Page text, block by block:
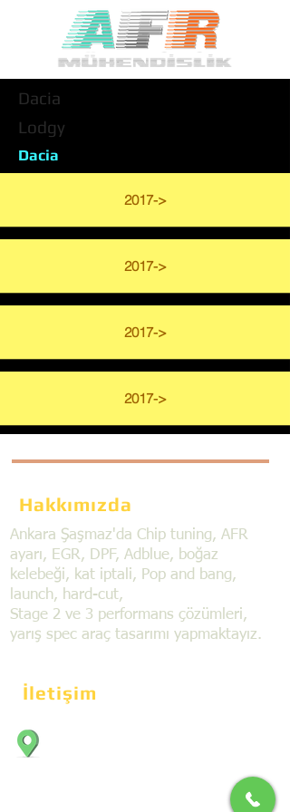
Dacia
Lodgy
Dacia
2017->
2017->
2017->
2017->
Hakkımızda
Ankara Şaşmaz'da Chip tuning, AFR
ayarı, EGR, DPF, Adblue, boğaz
kelebeği, kat iptali, Pop and bang,
launch, hard-cut,
Stage 2 ve 3 performans çözümleri,
yarış spec araç tasarımı yapmaktayız.
İletişim